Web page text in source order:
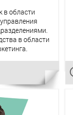
в области
в области